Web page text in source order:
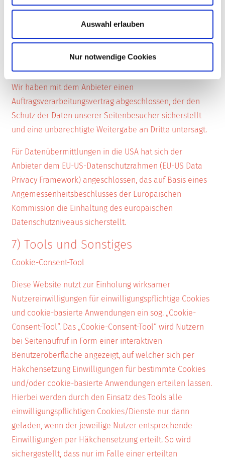
Auswahl erlauben
Nur notwendige Cookies
ausdrückliche Einwilligung erteilt haben. Sie können
Ihre erteilte Einwilligung jederzeit mit Wirkung für die
Zukunft widerrufen, indem Sie diesen Dienst in dem auf
Wir haben mit dem Anbieter einen
Auftragsverarbeitungsvertrag abgeschlossen, der den
Schutz der Daten unserer Seitenbesucher sicherstellt
und eine unberechtigte Weitergabe an Dritte untersagt.
Für Datenübermittlungen in die USA hat sich der
Anbieter dem EU-US-Datenschutzrahmen (EU-US Data
Privacy Framework) angeschlossen, das auf Basis eines
Angemessenheitsbeschlusses der Europäischen
Kommission die Einhaltung des europäischen
Datenschutzniveaus sicherstellt.
7) Tools und Sonstiges
Cookie-Consent-Tool
Diese Website nutzt zur Einholung wirksamer
Nutzereinwilligungen für einwilligungspflichtige Cookies
und cookie-basierte Anwendungen ein sog. „Cookie-
Consent-Tool“. Das „Cookie-Consent-Tool“ wird Nutzern
bei Seitenaufruf in Form einer interaktiven
Benutzeroberfläche angezeigt, auf welcher sich per
Häkchensetzung Einwilligungen für bestimmte Cookies
und/oder cookie-basierte Anwendungen erteilen lassen.
Hierbei werden durch den Einsatz des Tools alle
einwilligungspflichtigen Cookies/Dienste nur dann
geladen, wenn der jeweilige Nutzer entsprechende
Einwilligungen per Häkchensetzung erteilt. So wird
sichergestellt, dass nur im Falle einer erteilten